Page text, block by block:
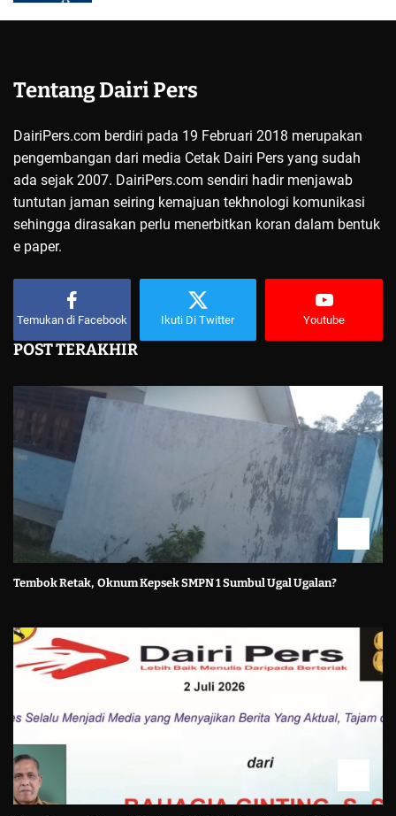
Tentang Dairi Pers
DairiPers.com berdiri pada 19 Februari 2018 merupakan
pengembangan dari media Cetak Dairi Pers yang sudah
ada sejak 2007. DairiPers.com sendiri hadir menjawab
tuntutan jaman seiring kemajuan tekhnologi komunikasi
sehingga dirasakan perlu menerbitkan koran dalam bentuk
e paper.
Temukan di Facebook Ikuti Di Twitter Youtube
POST TERAKHIR
Tembok Retak, Oknum Kepsek SMPN 1 Sumbul Ugal Ugalan?